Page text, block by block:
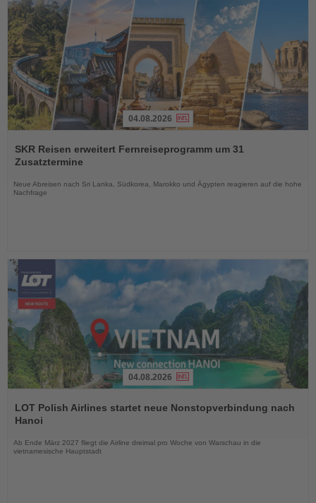
Sie
die
04.08.2026
SKR Reisen erweitert Fernreiseprogramm um 31
Zusatztermine
Neue Abreisen nach Sri Lanka, Südkorea, Marokko und Ägypten reagieren auf die hohe
Nachfrage
Sie
die
04.08.2026
LOT Polish Airlines startet neue Nonstopverbindung nach
Hanoi
Ab Ende März 2027 fliegt die Airline dreimal pro Woche von Warschau in die
vietnamesische Hauptstadt